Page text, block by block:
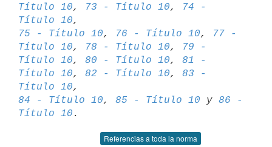
Título 10, 73 - Título 10,
74 -
Título 10
75 - Título 10, 76 - Título 10,
77 -
Título 10, 78 - Título 10,
79 -
Título 10, 80 - Título 10, 81 -
Título 10, 82 - Título 10, 83 -
Título 10
84 - Título 10, 85 - Título 10 y 86 -
Título 10
Referencias a toda la norma